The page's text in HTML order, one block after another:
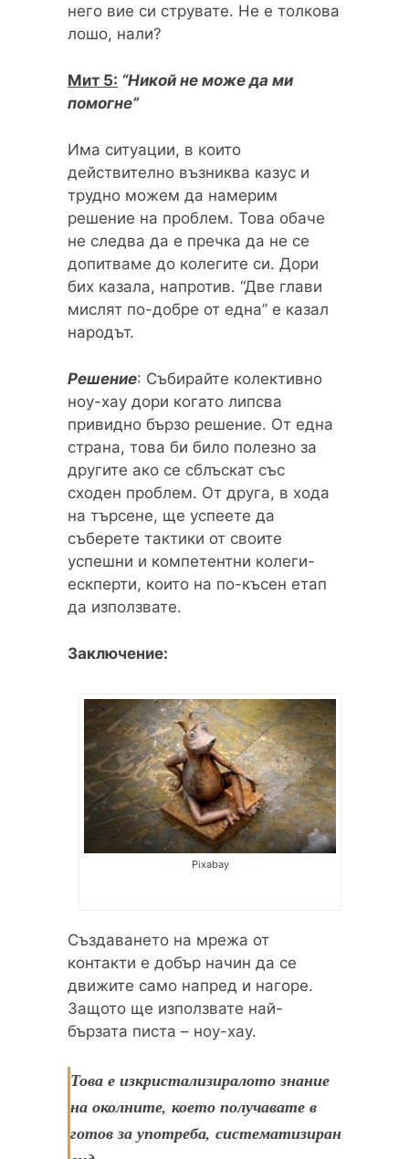
него вие си струвате. Не е толкова
лошо, нали?
Мит 5: “Никой не може да ми
помогне”
Има ситуации, в които
действително възниква казус и
трудно можем да намерим
решение на проблем. Това обаче
не следва да е пречка да не се
допитваме до колегите си. Дори
бих казала, напротив. “Две глави
мислят по-добре от една” е казал
народът.
Решение: Събирайте колективно
ноу-хау дори когато липсва
привидно бързо решение. От една
страна, това би било полезно за
другите ако се сблъскат със
сходен проблем. От друга, в хода
на търсене, ще успеете да
съберете тактики от своите
успешни и компетентни колеги-
ескперти, които на по-късен етап
да използвате.
Заключение:
Pixabay
Създаването на мрежа от
контакти е добър начин да се
движите само напред и нагоре.
Защото ще използвате най-
бързата писта – ноу-хау.
Това е изкристализиралото знание
на околните, което получавате в
готов за употреба, систематизиран